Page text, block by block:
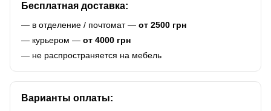
Бесплатная доставка:
— в отделение / почтомат — от 2500 грн
— курьером — от 4000 грн
— не распространяется на мебель
Варианты оплаты: